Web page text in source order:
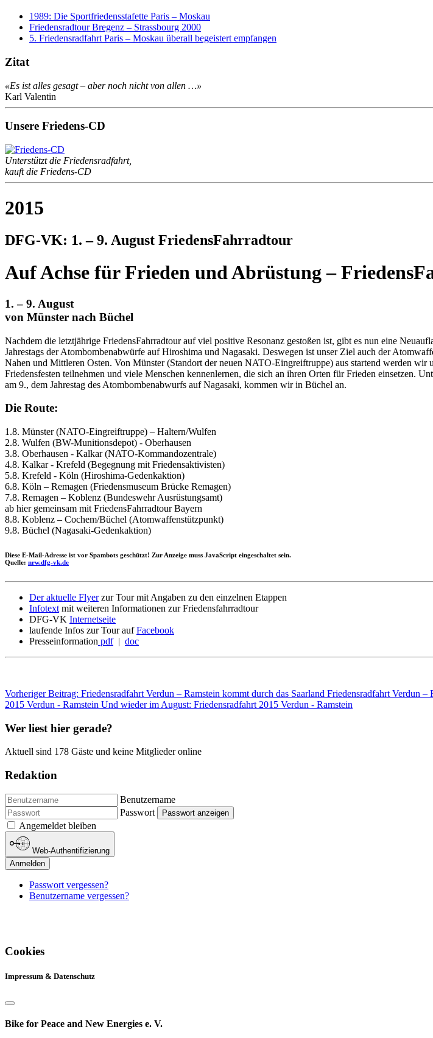
1989: Die Sportfriedensstafette Paris – Moskau
Friedensradtour Bregenz – Strassbourg 2000
5. Friedensradfahrt Paris – Moskau überall begeistert empfangen
Zitat
«Es ist alles gesagt – aber noch nicht von allen …»
Karl Valentin
Unsere Friedens-CD
Unterstützt die Friedensradfahrt,
kauft die Friedens-CD
2015
DFG-VK: 1. – 9. August FriedensFahrradtour
Auf Achse für Frieden und Abrüstung –
1. – 9. August
von Münster nach Büchel
Nachdem die letztjährige FriedensFahrradtour auf viel positive Resonanz gestoßen ist, gibt es nun eine
Jahrestags der Atombombenabwürfe auf Hiroshima und Nagasaki. Deswegen ist unser Ziel auch der
Nahen und Mittleren Osten. Von Münster (Standort der neuen NATO-Eingreiftruppe) aus startend werden
Friedensfesten teilnehmen und viele Menschen kennenlernen, die sich an ihren Orten für Frieden einsetzen.
am 9., dem Jahrestag des Atombombenabwurfs auf Nagasaki, kommen wir in Büchel an.
Die Route:
1.8. Münster (NATO-Eingreiftruppe) – Haltern/Wulfen
2.8. Wulfen (BW-Munitionsdepot) - Oberhausen
3.8. Oberhausen - Kalkar (NATO-Kommandozentrale)
4.8. Kalkar - Krefeld (Begegnung mit Friedensaktivisten)
5.8. Krefeld - Köln (Hiroshima-Gedenkaktion)
6.8. Köln – Remagen (Friedensmuseum Brücke Remagen)
7.8. Remagen – Koblenz (Bundeswehr Ausrüstungsamt)
ab hier gemeinsam mit FriedensFahrradtour Bayern
8.8. Koblenz – Cochem/Büchel (Atomwaffenstützpunkt)
9.8. Büchel (Nagasaki-Gedenkaktion)
Diese E-Mail-Adresse ist vor Spambots geschützt! Zur Anzeige muss JavaScript eingeschaltet sein.
Quelle: nrw.dfg-vk.de
Der aktuelle Flyerzur Tour mit Angaben zu den einzelnen Etappen
Infotext mit weiteren Informationen zur Friedensfahrradtour
DFG-VK Internetseite
laufende Infos zur Tour aufFacebook
Presseinformation pdf| doc
Vorheriger Beitrag: Friedensradfahrt Verdun – Ramstein kommt durch das Saarland Friedensradfahrt Verdun –
2015 Verdun - Ramstein Und wieder im August: Friedensradfahrt 2015 Verdun - Ramstein
Wer liest hier gerade?
Aktuell sind 178 Gäste und keine Mitglieder online
Redaktion
Benutzername
Passwort
Passwort anzeigen
Angemeldet bleiben
Web-Authentifizierung
Anmelden
Passwort vergessen?
Benutzername vergessen?
Cookies
Impressum & Datenschutz
Bike for Peace and New Energies e. V.